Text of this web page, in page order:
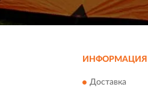
ИНФОРМАЦИЯ
Доставка